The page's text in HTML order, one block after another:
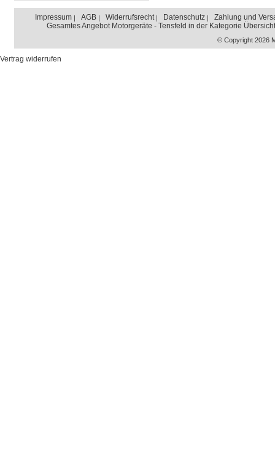
Impressum AGB Widerrufsrecht Datenschutz
Zahlung und
Gesamtes Angebot Motorgeräte - Tensfeld in der Kategorie Übersicht
© Copyright 2026
Vertrag widerrufen